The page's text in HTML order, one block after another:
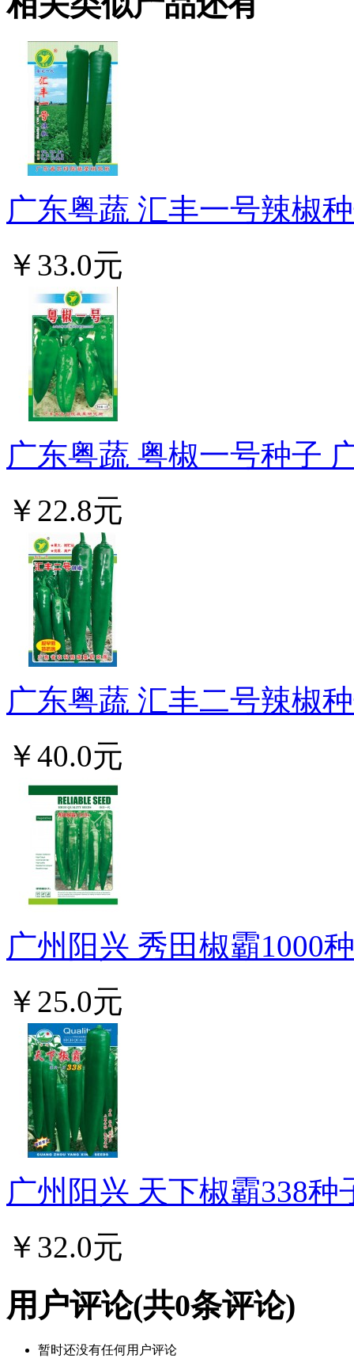
广东粤蔬 汇丰一号辣椒
￥33.0元
广东粤蔬 粤椒一号种子
￥22.8元
广东粤蔬 汇丰二号辣椒
￥40.0元
广州阳兴 秀田椒霸1000
￥25.0元
广州阳兴 天下椒霸338种
￥32.0元
用户评论(共0条评论)
暂时还没有任何用户评论